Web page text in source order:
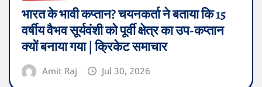
भारत के भावी कप्तान? चयनकर्ता ने बताया कि 15
वर्षीय वैभव सूर्यवंशी को पूर्वी क्षेत्र का उप-कप्तान
क्यों बनाया गया | क्रिकेट समाचार
Amit Raj Jul 30, 2026